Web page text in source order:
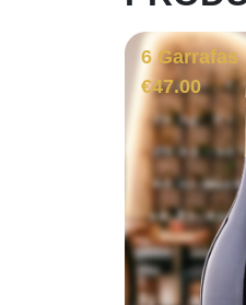
6 Garrafas
€47.00